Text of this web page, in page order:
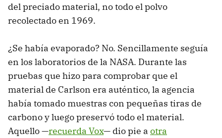
del preciado material, no todo el polvo
recolectado en 1969.
¿Se había evaporado? No. Sencillamente seguía
en los laboratorios de la NASA. Durante las
pruebas que hizo para comprobar que el
material de Carlson era auténtico, la agencia
había tomado muestras con pequeñas tiras de
carbono y luego preservó todo el material.
Aquello —recuerda Vox— dio pie a otra